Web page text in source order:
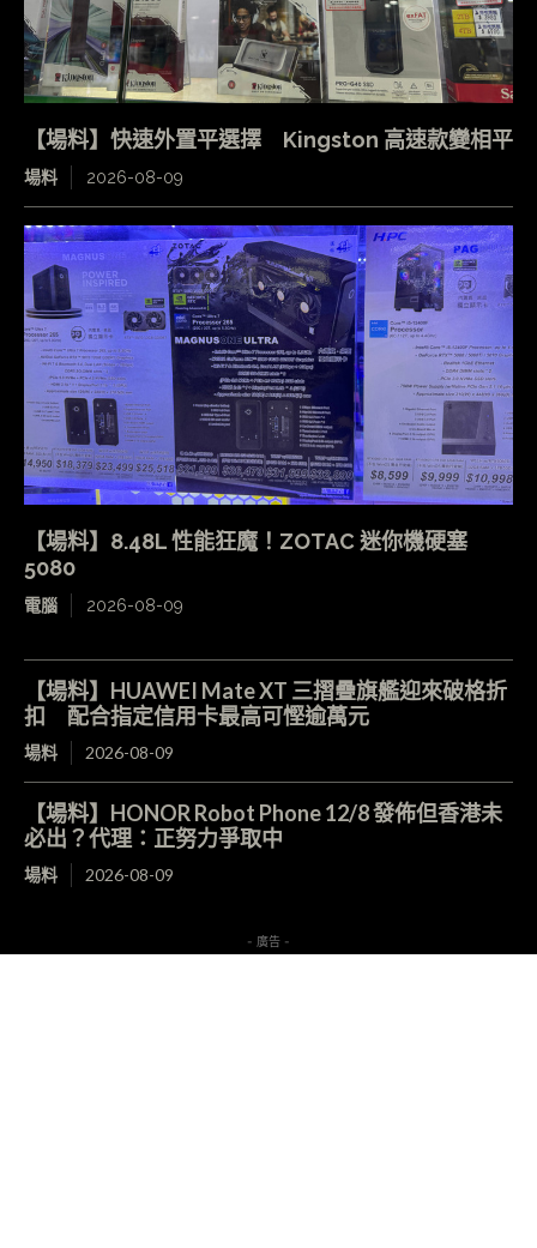
【場料】快速外置平選擇 Kingston 高速款變相平
場料 2026-08-09
【場料】8.48L 性能狂魔！ZOTAC 迷你機硬塞
5080
電腦 2026-08-09
【場料】HUAWEI Mate XT 三摺疊旗艦迎來破格折
扣 配合指定信用卡最高可慳逾萬元
場料 2026-08-09
【場料】HONOR Robot Phone 12/8 發佈但香港未
必出？代理：正努力爭取中
場料 2026-08-09
- 廣告 -